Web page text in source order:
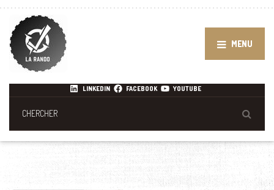
MENU
LINKEDIN FACEBOOK YOUTUBE